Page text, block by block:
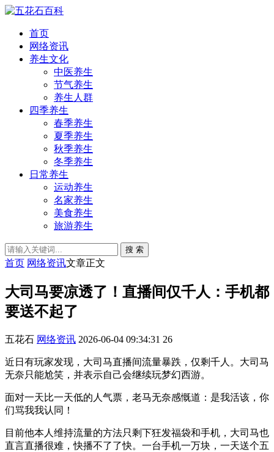
首页
网络资讯
养生文化
中医养生
节气养生
养生人群
四季养生
春季养生
夏季养生
秋季养生
冬季养生
日常养生
运动养生
名家养生
美食养生
旅游养生
搜 索
首页 网络资讯文章正文
大司马要凉透了！直播间仅千人：手机都
要送不起了
五花石 网络资讯 2026-06-04 09:34:31 26
近日有玩家发现，大司马直播间流量暴跌，仅剩千人。大司马
无奈只能尬笑，并表示自己会继续玩梦幻西游。
面对一天比一天低的人气票，老马无奈感慨道：是我活该，你
们骂我我认同！
目前他本人维持流量的方法只剩下狂发福袋和手机，大司马也
直言直播很难，快播不了了快。一台手机一万块，一天送个五